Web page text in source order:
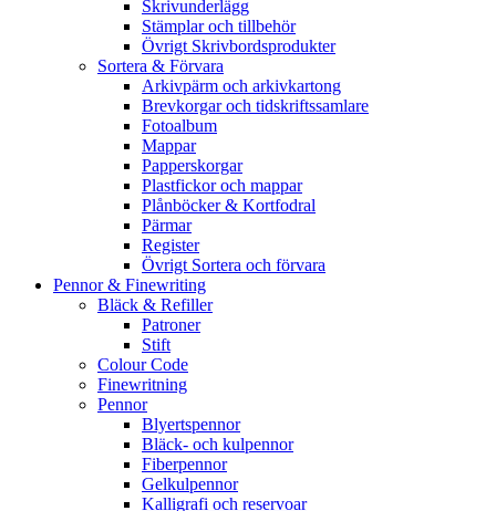
Skrivunderlägg
Stämplar och tillbehör
Övrigt Skrivbordsprodukter
Sortera & Förvara
Arkivpärm och arkivkartong
Brevkorgar och tidskriftssamlare
Fotoalbum
Mappar
Papperskorgar
Plastfickor och mappar
Plånböcker & Kortfodral
Pärmar
Register
Övrigt Sortera och förvara
Pennor & Finewriting
Bläck & Refiller
Patroner
Stift
Colour Code
Finewritning
Pennor
Blyertspennor
Bläck- och kulpennor
Fiberpennor
Gelkulpennor
Kalligrafi och reservoar